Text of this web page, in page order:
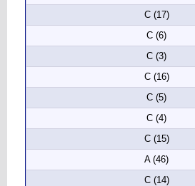
C (17)
C (6)
C (3)
C (16)
C (5)
C (4)
C (15)
A (46)
C (14)